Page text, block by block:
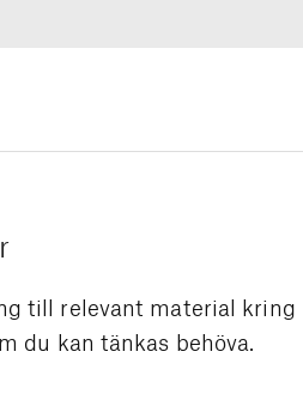
till relevant material kring
du kan tänkas behöva.